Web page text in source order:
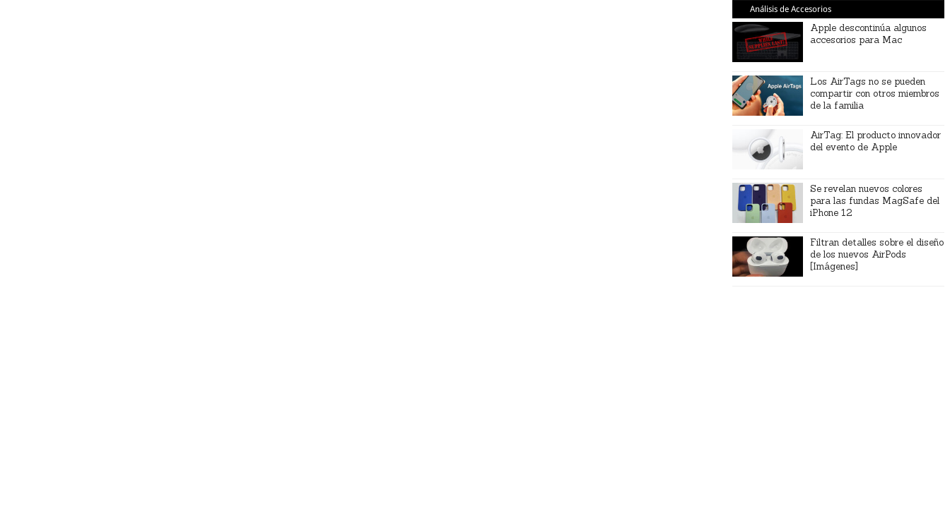
Análisis de Accesorios
Apple descontinúa algunos
accesorios para Mac
Los AirTags no se pueden
compartir con otros miembros
de la familia
AirTag: El producto innovador
del evento de Apple
Se revelan nuevos colores
para las fundas MagSafe del
iPhone 12
Filtran detalles sobre el diseño
de los nuevos AirPods
[Imágenes]